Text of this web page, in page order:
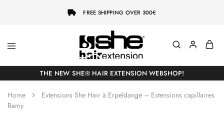
FREE SHIPPING OVER 300€
She-
Hairextensions
Socap
Premium
Hair
THE NEW SHE® HAIR EXTENSION WEBSHOP!
Home
Extensions She Hair à Erpeldange – Extensions capillaires
Remy